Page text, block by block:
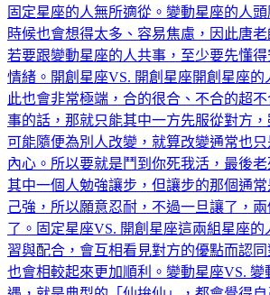
固定星座的人無所適從。變動星座的人
時候也會想得太多、容易焦慮，因此唐
若要跟變動星座的人共事，至少要先懂
情緒。開創星座VS. 開創星座開創星座的
此也會非常極端，合的很合、不合的超
事的話，那就只能其中一方先服從對方
可能隨便為別人改變，就算改變通常也
內心。所以要就是鬥到你死我活，最後
其中一個人勉強讓步，但讓步的那個通
己強，所以願意忍耐，不過一旦讓了，
了。固定星座VS. 開創星座這兩組星座
習與配合，會互相看見對方的優點而認
也會相較起來更加順利。變動星座VS. 變